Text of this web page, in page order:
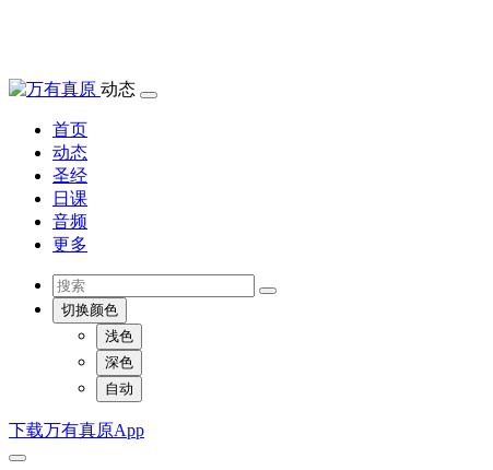
动态
首页
动态
圣经
日课
音频
更多
切换颜色
浅色
深色
自动
下载万有真原App